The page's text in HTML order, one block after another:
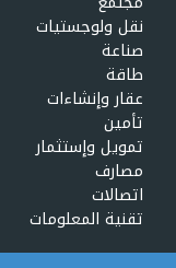
نقل ولوجستيات
صناعة
طاقة
عقار وإنشاءات
تأمين
تمويل وإستثمار
مصارف
اتصالات
تقنية المعلومات